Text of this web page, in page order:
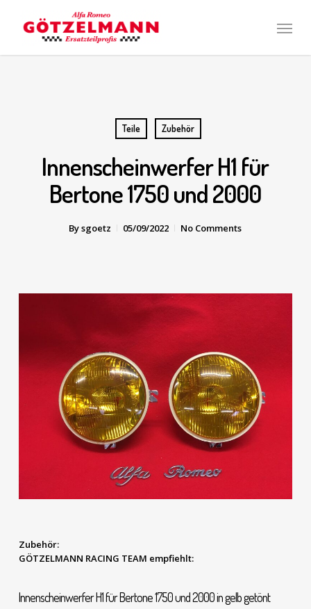
Menu
Teile Zubehör
Innenscheinwerfer H1 für
Bertone 1750 und 2000
Bysgoetz 05/09/2022 No Comments
Zubehör:
GÖTZELMANN RACING TEAM empfiehlt:
Innenscheinwerfer H1 für Bertone 1750 und 2000 in gelb getönt